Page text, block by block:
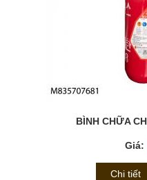
BÌNH CHỮA
Giá:
Chi tiết